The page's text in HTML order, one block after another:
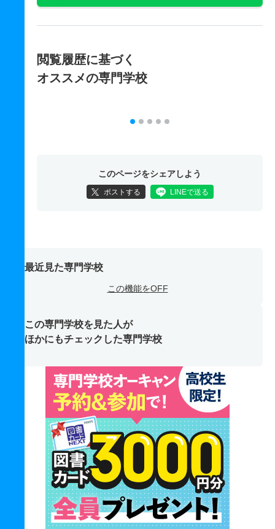
閲覧履歴に基づく
オススメの専門学校
このページをシェアしよう
ポストする LINEで送る
最近見た専門学校
この機能をOFF
この専門学校を見た人が
ほかにもチェックした専門学校